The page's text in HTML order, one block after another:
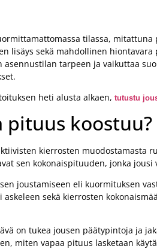
tilassa,
lisäys sekä mahdollinen
tarpeen ja vaikuttaa
heti alusta alkaen, tutustu
pituus koostuu?
kierrosten muodostamasta
sen kokonaispituuden, jonka
joustamiseen eli kuormituksen
sekä kierrosten
on tukea jousen päätypintoja ja
miten vapaa pituus lasketaan